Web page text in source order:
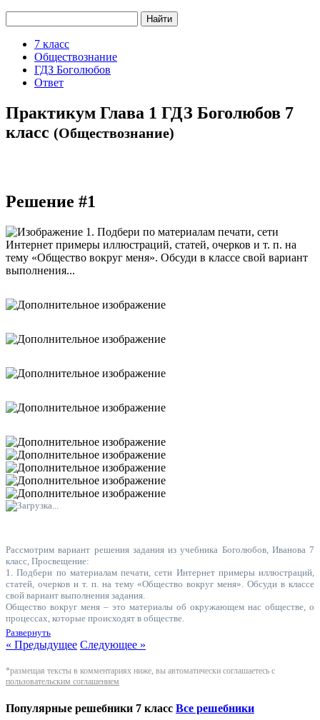
7 класс
Обществознание
ГДЗ Боголюбов
Ответ
Практикум Глава 1 ГДЗ Боголюбов 7
класс (Обществознание)
Решение #1
Рассмотрим вариант решения задания из учебника Боголюбов, Иванова 7
класс, Просвещение:
1. Подбери по материалам печати, сети Интернет примеры иллюстраций,
статей, очерков и т. п. на тему «Общество вокруг меня». Обсуди в классе
свой вариант выполнения задания.
Общество вокруг меня – это материалы об окружающем нас обществе, о
процессах, которые происходят в обществе.
• В Госдуму внесли проект о бесплатной парковке для ветеранов боевых
действий
• Глава Кузбасса открыл многопрофильный больничный комплекс в
• В России создадут Ассоциацию ветеранов педагогического труда
2. Составь собственную энциклопедию «Привычки: полезные, бесполезные,
классе свой вариант. Выслушай замечания одноклассников.
Развернуть
« Предыдущее Следующее »
*размещая тексты в комментариях ниже, вы автоматически соглашаетесь с
пользовательским соглашением
Популярные решебники 7 класс Все решебники